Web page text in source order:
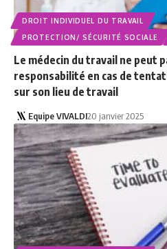
DROIT INDIVIDUEL DU TRAVAIL
PROTECTION/ SÉCURITÉ SOCIALE
Le médecin du travail ne peut
responsabilité en cas de
sur son lieu de travail
Equipe VIVALDI20 janvier 2025